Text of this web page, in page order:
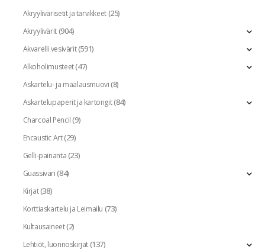
Akryylivärisetit ja tarvikkeet(25)
Akryylivärit(904)
Akvarelli vesivärit(591)
Alkoholimusteet(47)
Askartelu- ja maalausmuovi(8)
Askartelupaperit ja kartongit(84)
Charcoal Pencil(9)
Encaustic Art(29)
Gelli-painanta(23)
Guassiväri(84)
Kirjat(38)
Korttiaskartelu ja Leimailu (73)
Kultausaineet(2)
Lehtiöt, luonnoskirjat(137)